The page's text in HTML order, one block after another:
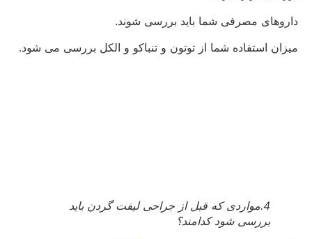
داروهای مصرفی شما باید بررسی شوند.
میزان استفاده شما از توتون و تنباکو و الکل بررسی می شود.
4.مواردی که قبل از جراحی لیفت گردن باید
بررسی شود کدامند؟